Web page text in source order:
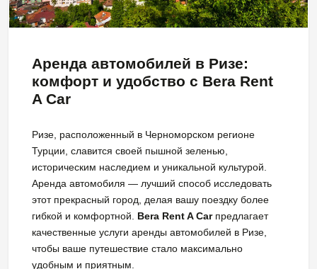
Аренда автомобилей в Ризе:
комфорт и удобство с Bera Rent
A Car
Ризе, расположенный в Черноморском регионе
Турции, славится своей пышной зеленью,
историческим наследием и уникальной культурой.
Аренда автомобиля — лучший способ исследовать
этот прекрасный город, делая вашу поездку более
гибкой и комфортной. Bera Rent A Carпредлагает
качественные услуги аренды автомобилей в Ризе,
чтобы ваше путешествие стало максимально
удобным и приятным.